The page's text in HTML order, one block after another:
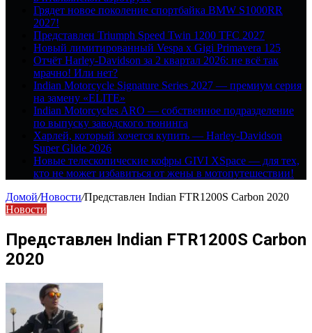
Грядет новое поколение спортбайка BMW S1000RR
2027!
Представлен Triumph Speed Twin 1200 TFC 2027
Новый лимитированный Vespa x Gigi Primavera 125
Отчёт Harley-Davidson за 2 квартал 2026: не всё так
мрачно! Или нет?
Indian Motorcycle Signature Series 2027 — премиум серия
на замену «ELITE»
Indian Motorcycles ARO — собственное подразделение
по выпуску заводского тюнинга
Харлей, который хочется купить — Harley-Davidson
Super Glide 2026
Новые телескопические кофры GIVI XSpace — для тех,
кто не может избавиться от жены в мотопутешествии!
Домой/Новости/Представлен Indian FTR1200S Carbon 2020
Новости
Представлен Indian FTR1200S Carbon
2020